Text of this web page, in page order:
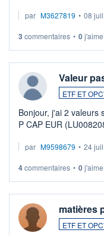
par M3627819 • 08 juil.
3 commentaires • 0j'aime
Valeur
ETF ET
Bonjour, j'ai 2 valeurs
P CAP EUR
veux procéder à la
par M9598679 • 24 juil.
4commentaires • 0j'aime
matières
ETF ET